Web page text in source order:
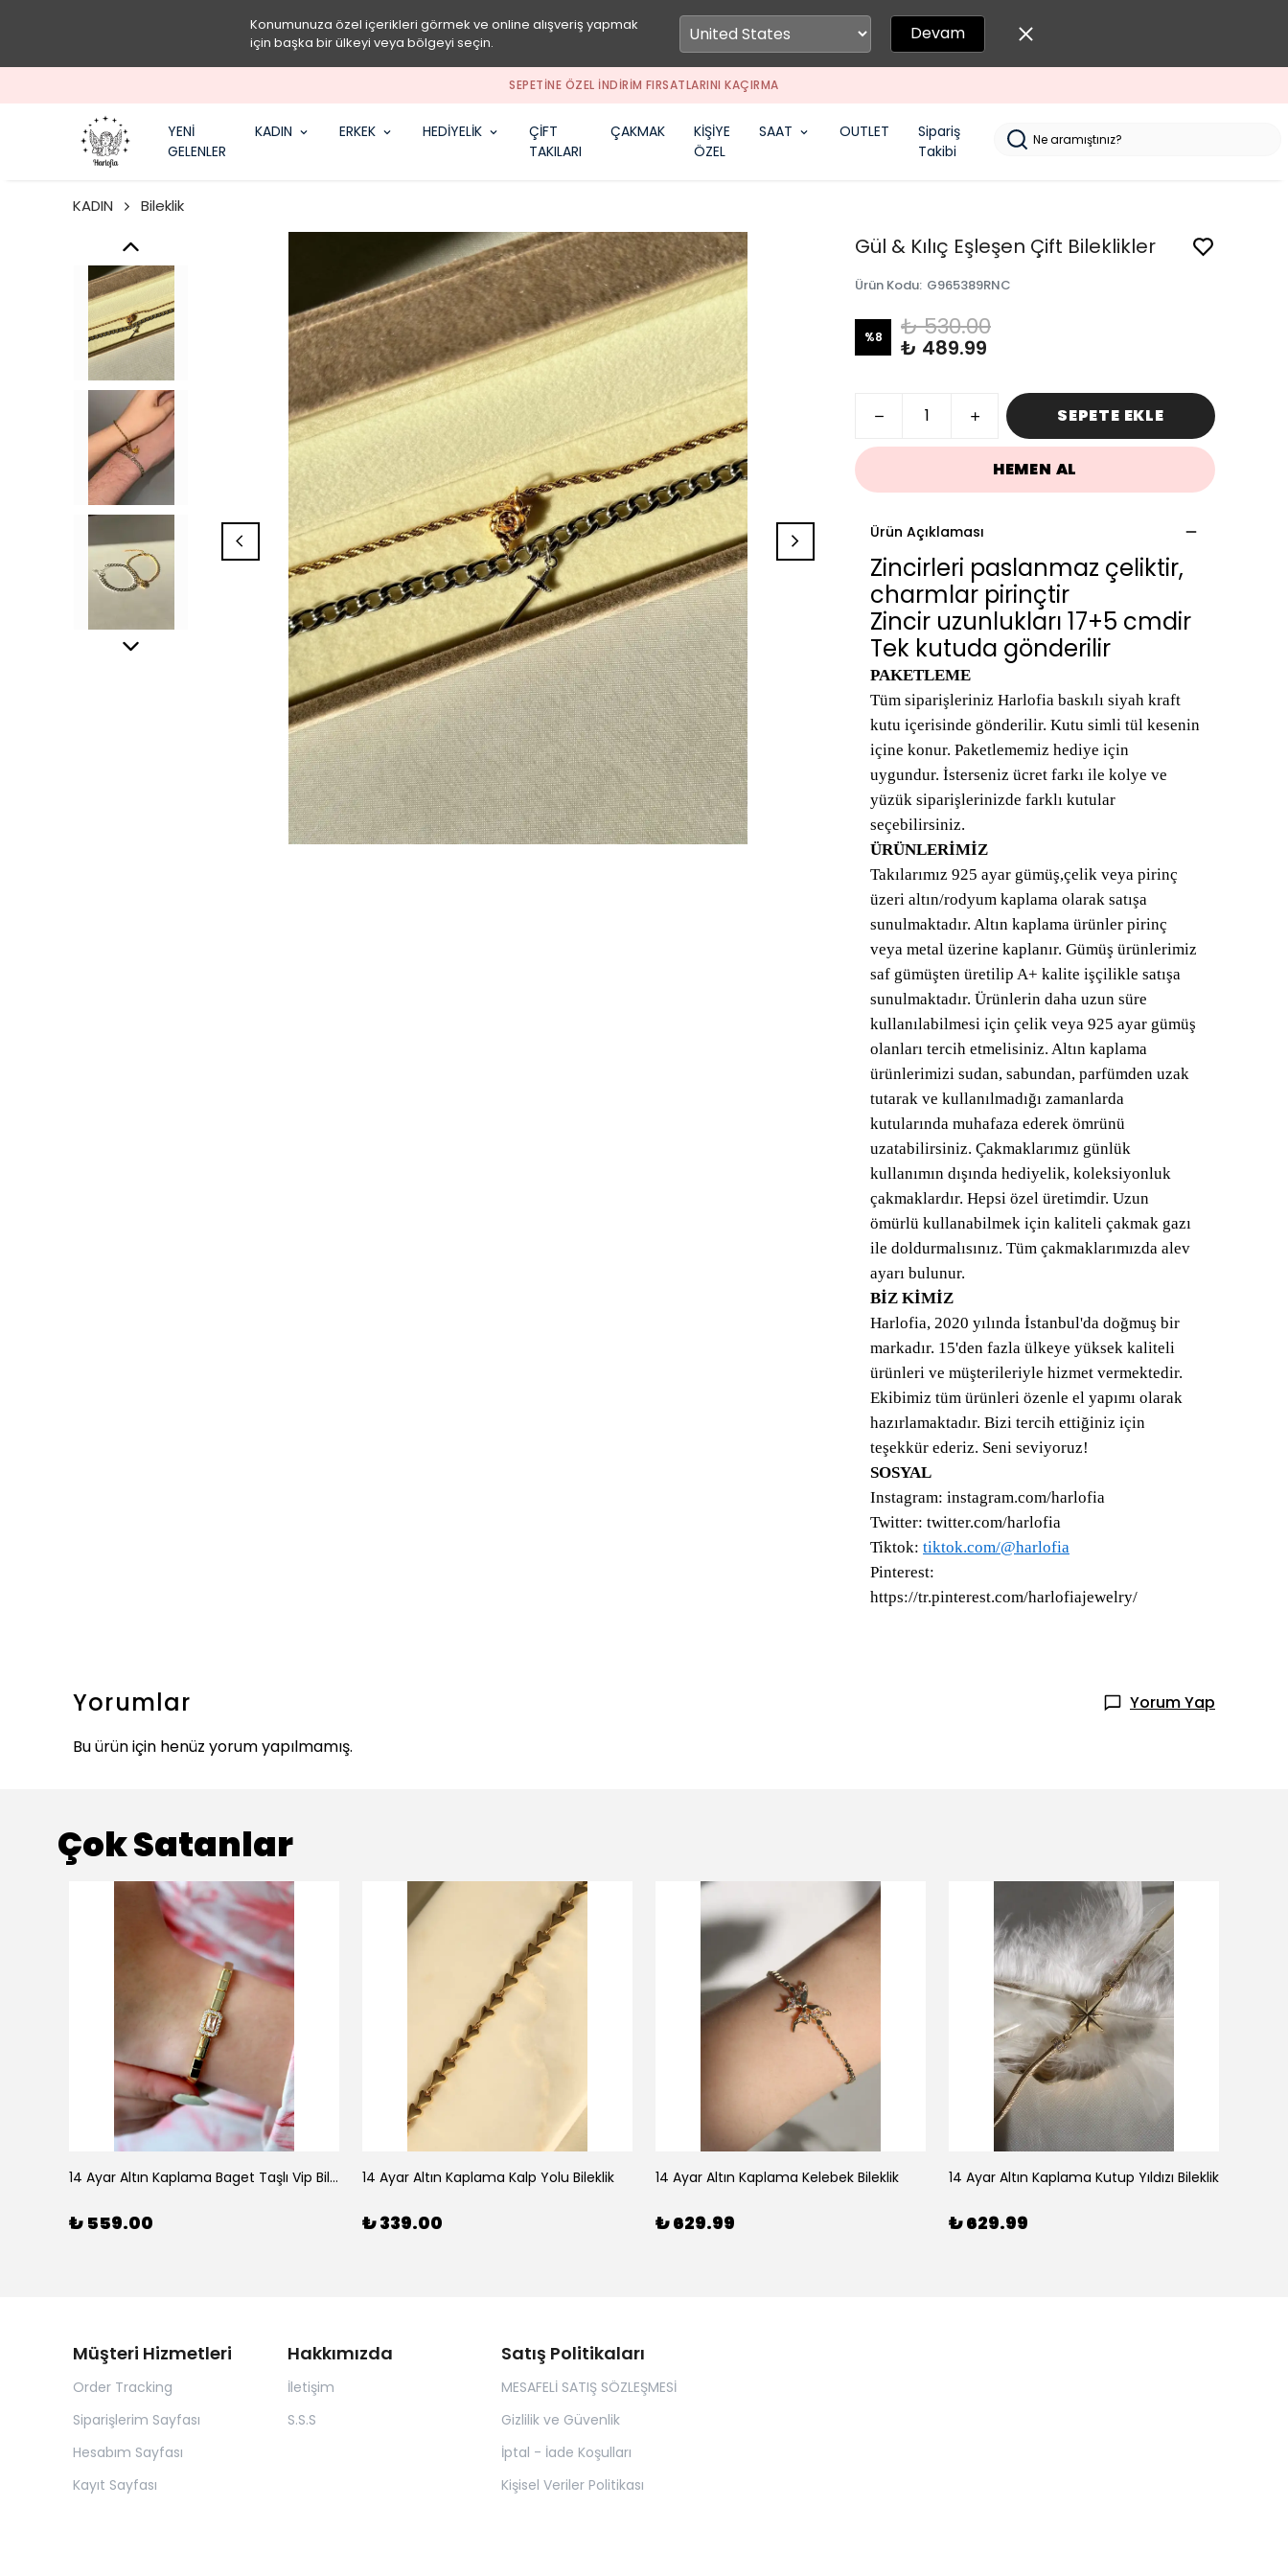
Konumunuza özel içerikleri görmek ve online alışveriş yapmak
için başka bir ülkeyi veya bölgeyi seçin.
Devam
SEPETİNE ÖZEL İNDİRİM FIRSATLARINI KAÇIRMA
YENİ
GELENLER
KADIN ERKEK HEDİYELİK
ÇİFT
TAKILARI
ÇAKMAK
KİŞİYE
ÖZEL
SAAT OUTLET
Sipariş
Takibi
KADIN Bileklik
Gül & Kılıç Eşleşen Çift Bileklikler
Ürün Kodu: G965389RNC
%8 ₺ 530.00
₺ 489.99
SEPETE EKLE
HEMEN AL
Ürün Açıklaması
Zincirleri paslanmaz çeliktir,
charmlar pirinçtir
Zincir uzunlukları 17+5 cmdir
Tek kutuda gönderilir
PAKETLEME
Tüm siparişleriniz Harlofia baskılı siyah kraft
kutu içerisinde gönderilir. Kutu simli tül kesenin
içine konur. Paketlememiz hediye için
uygundur. İsterseniz ücret farkı ile kolye ve
yüzük siparişlerinizde farklı kutular
seçebilirsiniz.
ÜRÜNLERİMİZ
Takılarımız 925 ayar gümüş,çelik veya pirinç
üzeri altın/rodyum kaplama olarak satışa
sunulmaktadır. Altın kaplama ürünler pirinç
veya metal üzerine kaplanır. Gümüş ürünlerimiz
saf gümüşten üretilip A+ kalite işçilikle satışa
sunulmaktadır. Ürünlerin daha uzun süre
kullanılabilmesi için çelik veya 925 ayar gümüş
olanları tercih etmelisiniz. Altın kaplama
ürünlerimizi sudan, sabundan, parfümden uzak
tutarak ve kullanılmadığı zamanlarda
kutularında muhafaza ederek ömrünü
uzatabilirsiniz. Çakmaklarımız günlük
kullanımın dışında hediyelik, koleksiyonluk
çakmaklardır. Hepsi özel üretimdir. Uzun
ömürlü kullanabilmek için kaliteli çakmak gazı
ile doldurmalısınız. Tüm çakmaklarımızda alev
ayarı bulunur.
BİZ KİMİZ
Harlofia, 2020 yılında İstanbul'da doğmuş bir
markadır. 15'den fazla ülkeye yüksek kaliteli
ürünleri ve müşterileriyle hizmet vermektedir.
Ekibimiz tüm ürünleri özenle el yapımı olarak
hazırlamaktadır. Bizi tercih ettiğiniz için
teşekkür ederiz. Seni seviyoruz!
SOSYAL
Instagram: instagram.com/harlofia
Twitter: twitter.com/harlofia
Tiktok: tiktok.com/@harlofia
Pinterest:
https://tr.pinterest.com/harlofiajewelry/
Yorumlar
Yorum Yap
Bu ürün için henüz yorum yapılmamış.
Çok Satanlar
14 Ayar Altın Kaplama Baget Taşlı Vip Bileklik
₺ 559.00
14 Ayar Altın Kaplama Kalp Yolu Bileklik
₺ 339.00
14 Ayar Altın Kaplama Kelebek Bileklik
₺ 629.99
14 Ayar Altın Kaplama Kutup Yıldızı Bileklik
₺ 629.99
Müşteri Hizmetleri
Order Tracking
Siparişlerim Sayfası
Hesabım Sayfası
Kayıt Sayfası
Hakkımızda
İletişim
S.S.S
Satış Politikaları
MESAFELİ SATIŞ SÖZLEŞMESİ
Gizlilik ve Güvenlik
İptal - İade Koşulları
Kişisel Veriler Politikası